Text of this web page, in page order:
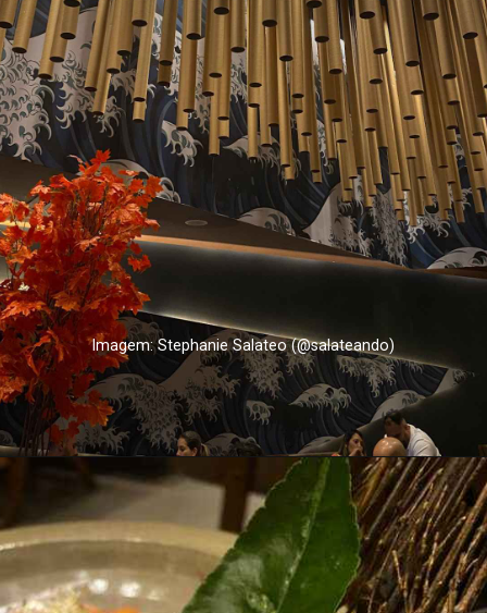
Imagem: Stephanie Salateo (@salateando)